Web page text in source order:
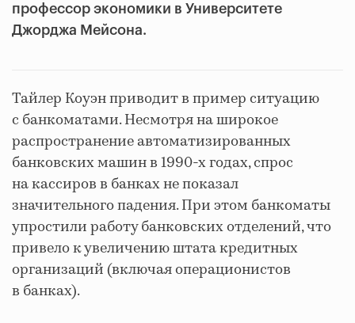
профессор экономики в Университете
Джорджа Мейсона.
Тайлер Коуэн приводит в пример ситуацию
с банкоматами. Несмотря на широкое
распространение автоматизированных
банковских машин в 1990-х годах, спрос
на кассиров в банках не показал
значительного падения. При этом банкоматы
упростили работу банковских отделений, что
привело к увеличению штата кредитных
организаций (включая операционистов
в банках).